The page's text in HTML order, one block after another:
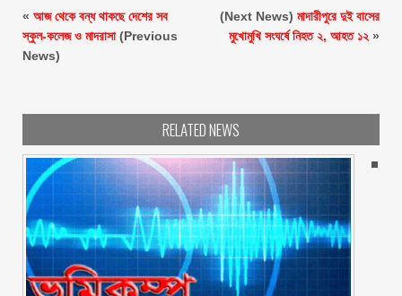
« আজ থেকে বন্ধ থাকছে দেশের সব
স্কুল-কলেজ ও মাদরাসা(Previous
News)
(Next News) মাদারীপুরে দুই বাসের
মুখোমুখি সংঘর্ষে নিহত ২, আহত ১২ »
RELATED NEWS